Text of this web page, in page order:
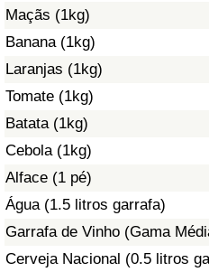
Maçãs (1kg)
Banana (1kg)
Laranjas (1kg)
Tomate (1kg)
Batata (1kg)
Cebola (1kg)
Alface (1 pé)
Água (1.5 litros garrafa)
Garrafa de Vinho (Gama
Cerveja Nacional (0.5 litros
Índice de poluição
Indicador de Poluição por
Trânsito
Indicador de Trânsito
Indicador de Trânsito (Atual)